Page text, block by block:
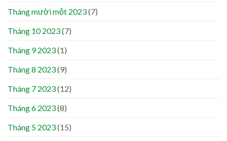
Tháng mười một 2023(7)
Tháng 10 2023(7)
Tháng 9 2023(1)
Tháng 8 2023(9)
Tháng 7 2023(12)
Tháng 6 2023(8)
Tháng 5 2023(15)